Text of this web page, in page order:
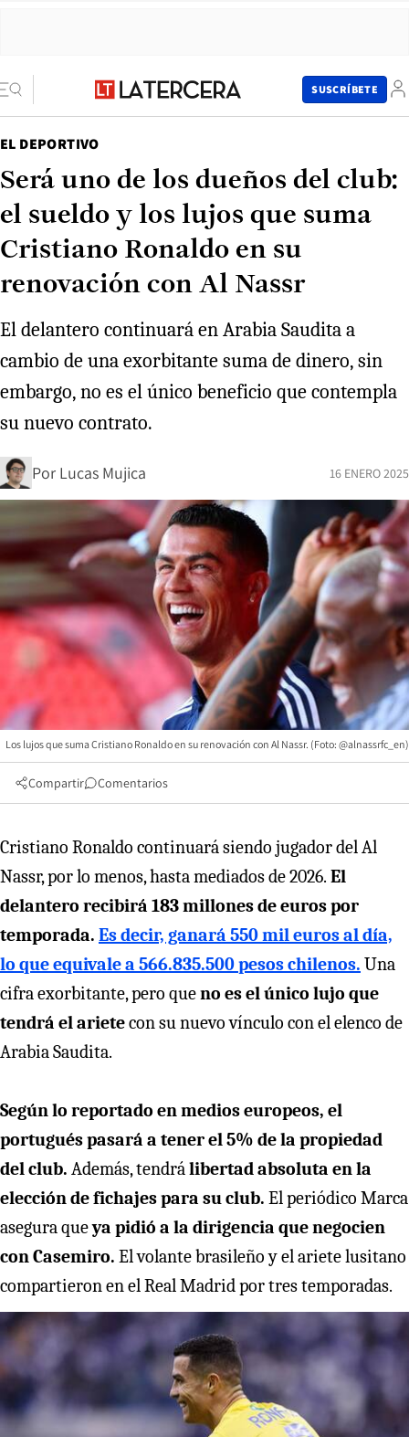
SUSCRÍBETE
EL DEPORTIVO
Será uno de los dueños del club:
el sueldo y los lujos que suma
Cristiano Ronaldo en su
renovación con Al Nassr
El delantero continuará en Arabia Saudita a
cambio de una exorbitante suma de dinero, sin
embargo, no es el único beneficio que contempla
su nuevo contrato.
Por Lucas Mujica 16 ENERO 2025
Los lujos que suma Cristiano Ronaldo en su renovación con Al Nassr. (Foto: @alnassrfc_en)
Compartir Comentarios
Cristiano Ronaldo continuará siendo jugador del Al
Nassr, por lo menos, hasta mediados de 2026. El
delantero recibirá 183 millones de euros por
temporada. Es decir, ganará 550 mil euros al día,
lo que equivale a 566.835.500 pesos chilenos. Una
cifra exorbitante, pero queno es el único lujo que
tendrá el arietecon su nuevo vínculo con el elenco de
Arabia Saudita.
Según lo reportado en medios europeos, el
portugués pasará a tener el 5% de la propiedad
del club. Además, tendrálibertad absoluta en la
elección de fichajes para su club. El periódico Marca
asegura queya pidió a la dirigencia que negocien
con Casemiro. El volante brasileño y el ariete lusitano
compartieron en el Real Madrid por tres temporadas.